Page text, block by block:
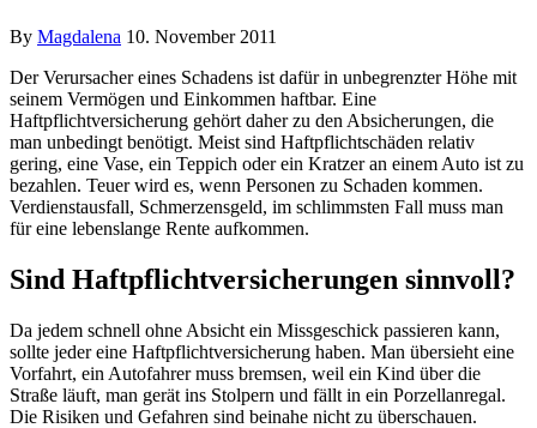
By Magdalena 10. November 2011
Der Verursacher eines Schadens ist dafür in unbegrenzter Höhe mit
seinem Vermögen und Einkommen haftbar. Eine
Haftpflichtversicherung gehört daher zu den Absicherungen, die
man unbedingt benötigt. Meist sind Haftpflichtschäden relativ
gering, eine Vase, ein Teppich oder ein Kratzer an einem Auto ist zu
bezahlen. Teuer wird es, wenn Personen zu Schaden kommen.
Verdienstausfall, Schmerzensgeld, im schlimmsten Fall muss man
für eine lebenslange Rente aufkommen.
Sind Haftpflichtversicherungen sinnvoll?
Da jedem schnell ohne Absicht ein Missgeschick passieren kann,
sollte jeder eine Haftpflichtversicherung haben. Man übersieht eine
Vorfahrt, ein Autofahrer muss bremsen, weil ein Kind über die
Straße läuft, man gerät ins Stolpern und fällt in ein Porzellanregal.
Die Risiken und Gefahren sind beinahe nicht zu überschauen.